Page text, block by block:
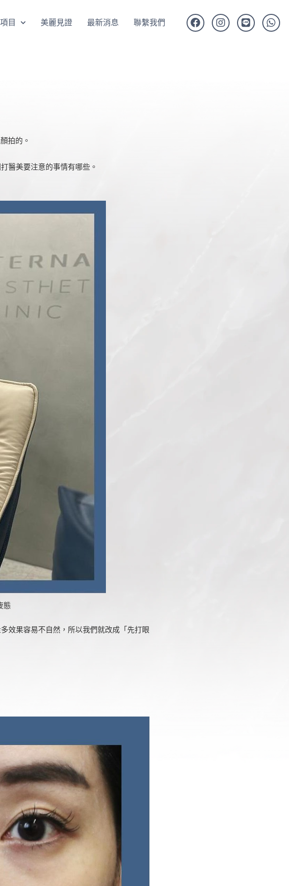
目 美麗見證 最新消息 聯繫我們
拍的。
醫美要注意的事情有哪些。
態
效果容易不自然，所以我們就改成「先打眼